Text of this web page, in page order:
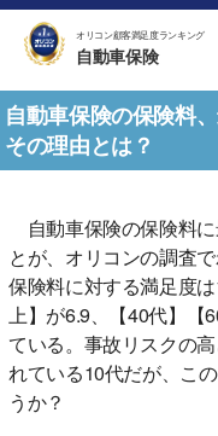
オリコン顧客満足度ランキング
自動車保険
自動車保険の保険料
その理由とは？
自動車保険の保険料
とが、オリコンの調査
保険料に対する満足度
上】が6.9、【40代】
ている。事故リスクの
れている10代だが、こ
うか？